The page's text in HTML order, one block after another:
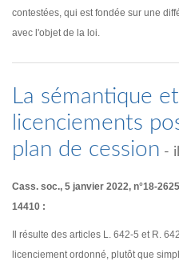
contestées, qui est fondée sur une
avec l'objet de la loi.
La sémantique
licenciements
plan de cession -
Cass. soc., 5 janvier 2022, n°18-
14410 :
Il résulte des articles L. 642-5 et R.
licenciement ordonné, plutôt que